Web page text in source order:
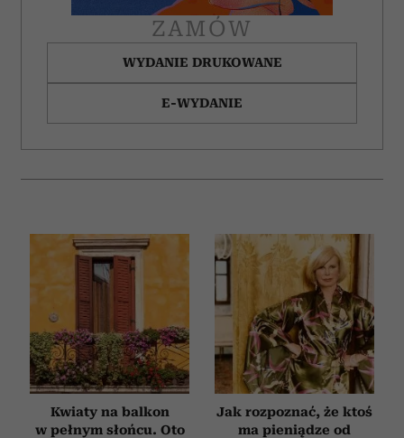
ZAMÓW
WYDANIE DRUKOWANE
E-WYDANIE
Kwiaty na balkon
w pełnym słońcu. Oto
Jak rozpoznać, że ktoś
ma pieniądze od